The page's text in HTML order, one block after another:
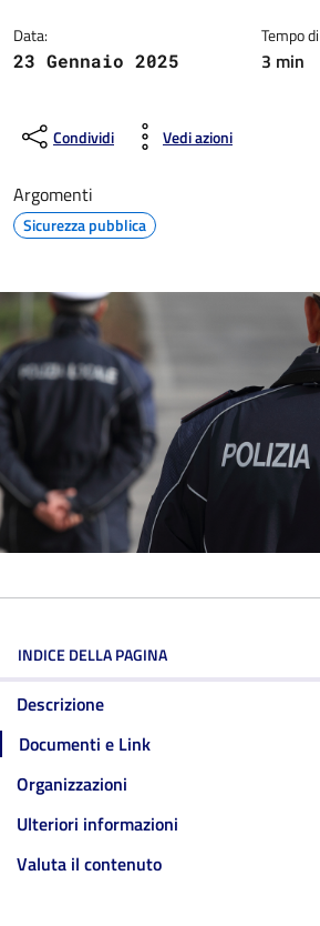
Data:
23 Gennaio 2025
Tempo
3 min
Condividi Vedi azioni
Argomenti
Sicurezza pubblica
INDICE DELLA PAGINA
Descrizione
Documenti e Link
Organizzazioni
Ulteriori informazioni
Valuta il contenuto